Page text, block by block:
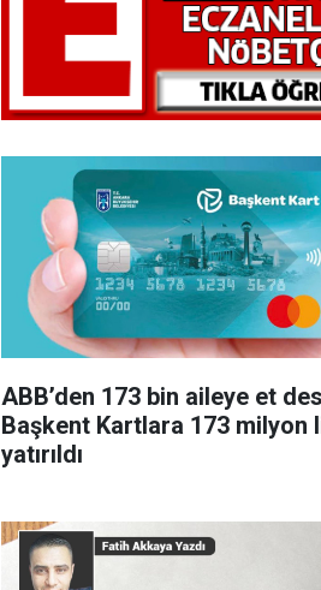
ABB’den 173 bin aileye et
Başkent Kartlara 173 milyon
yatırıldı